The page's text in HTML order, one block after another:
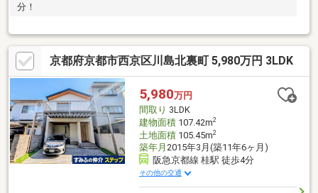
分！
京都府京都市西京区川島北裏町 5,980万円 3LDK
5,980万円
間取り 3LDK
建物面積107.42m2
土地面積105.45m2
築年月 2015年3月(築11年6ヶ月)
阪急京都線 桂駅 徒歩4分
その他の交通